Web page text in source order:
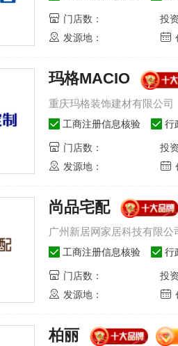
门店数：
投
发源地：
玛格MACIO
重庆玛格装饰建材有限公司
工商注册信息核验 行
门店数：
投
发源地：
尚品宅配
广州新居网家居科技有限公
工商注册信息核验 行
门店数：
投
发源地：
柏丽
居联高
端访谈
刘杰。